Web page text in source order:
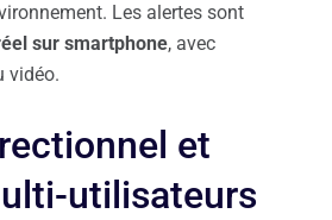
Les alertes sont
sur smartphone, avec
vidéo.
et
utilisateurs